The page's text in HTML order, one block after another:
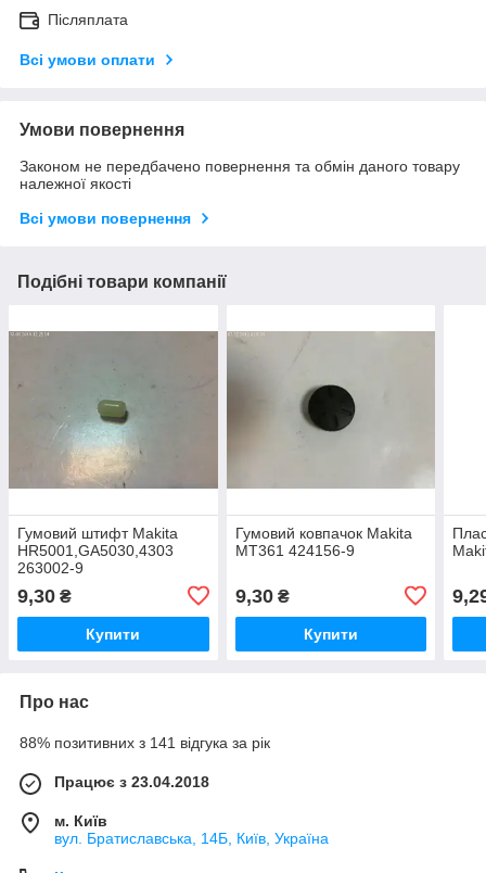
Післяплата
Всі умови оплати
Умови повернення
Законом не передбачено повернення та обмін даного товару
належної якості
Всі умови повернення
Подібні товари компанії
Гумовий штифт Makita
HR5001,GA5030,4303
263002-9
9,30 ₴
Купити
Гумовий ковпачок Makita
MT361 424156-9
9,30₴
Купити
Про нас
88% позитивних з 141 відгука за рік
Працює з 23.04.2018
м. Київ
вул. Братиславська, 14Б, Київ, Україна